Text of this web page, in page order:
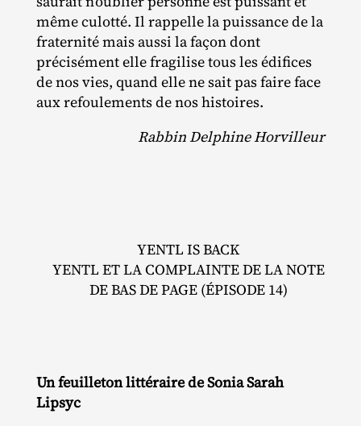
même culotté. Il rappelle la puissance de la
fraternité mais aussi la façon dont
précisément elle fragilise tous les édifices
de nos vies, quand elle ne sait pas faire face
aux refoulements de nos histoires.
Rabbin Delphine Horvilleur
YENTL IS BACK
YENTL ET LA COMPLAINTE DE LA NOTE
DE BAS DE PAGE (ÉPISODE 14)
Un feuilleton littéraire de Sonia Sarah
Lipsyc